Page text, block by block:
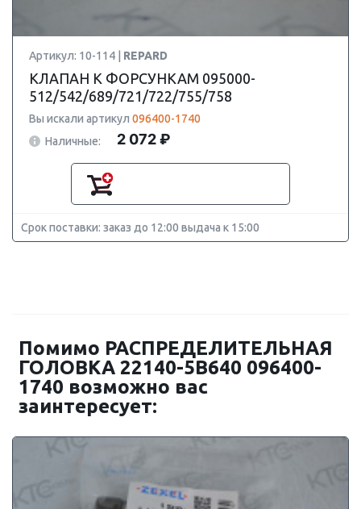
Артикул: 10-114 | REPARD
КЛАПАН К ФОРСУНКАМ 095000-
512/542/689/721/722/755/758
Вы искали артикул 096400-1740
Наличные:
2 072 ₽
Срок поставки: заказ до 12:00 выдача к 15:00
Помимо РАСПРЕДЕЛИТЕЛЬНАЯ
ГОЛОВКА 22140-5B640 096400-
1740 возможно вас
заинтересует: